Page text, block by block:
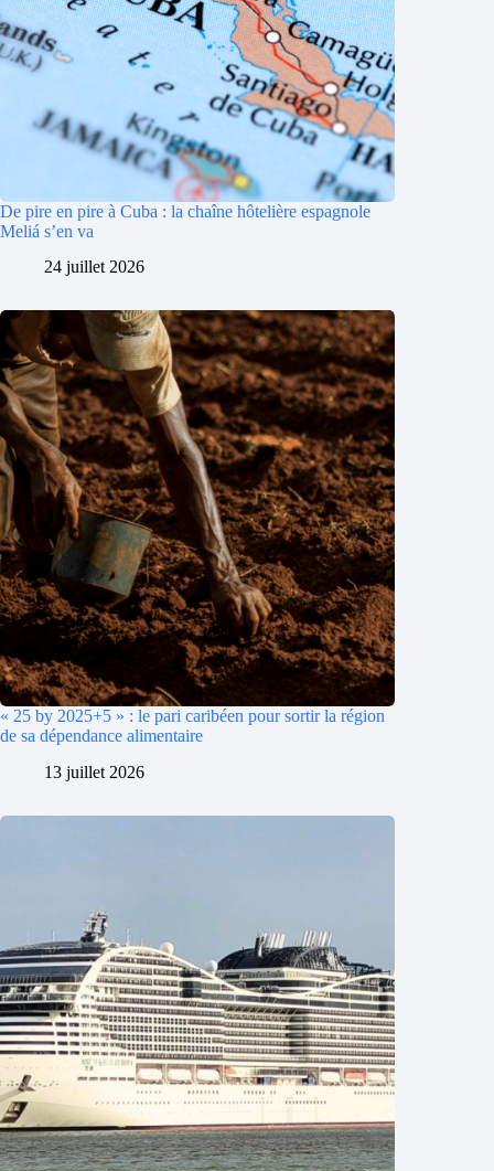
De pire en pire à Cuba : la chaîne hôtelière espagnole
Meliá s’en va
24 juillet 2026
« 25 by 2025+5 » : le pari caribéen pour sortir la région
de sa dépendance alimentaire
13 juillet 2026